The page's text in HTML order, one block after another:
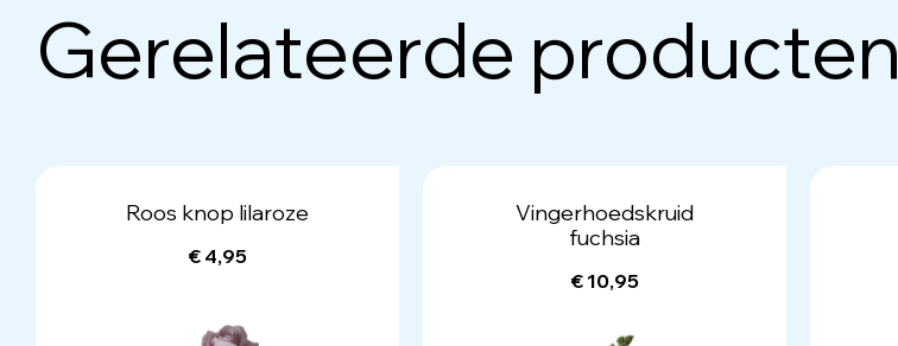
Gerelateerde producten
Roos knop lilaroze
€ 4,95
Vingerhoedskruid
fuchsia
€ 10,95